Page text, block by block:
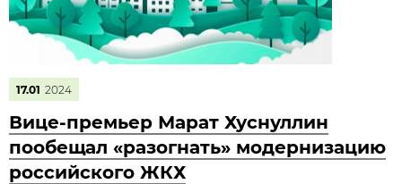
17.01 2024
Вице-премьер Марат Хуснуллин
пообещал «разогнать» модернизацию
российского ЖКХ